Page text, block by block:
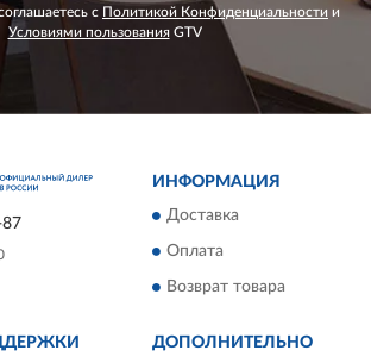
с Политикой Конфиденциальности и
Условиями пользованияGTV
ИНФОРМАЦИЯ
Доставка
Оплата
Возврат товара
ДОПОЛНИТЕЛЬНО